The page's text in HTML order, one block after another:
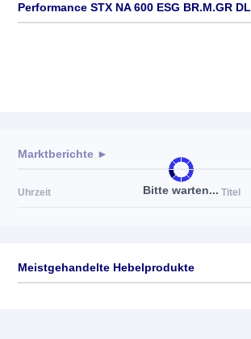
Performance STX NA 600 ESG BR.M.GR DL
Bitte warten...
Marktberichte ►
Uhrzeit Titel
Meistgehandelte Hebelprodukte